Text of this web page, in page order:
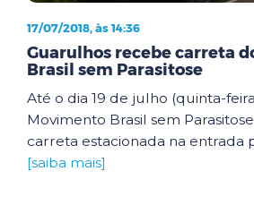
17/07/2018, às 14:36
Guarulhos recebe carreta
Brasil sem Parasitose
Até o dia 19 de julho (quinta-
Movimento Brasil sem
carreta estacionada na entrada
[saiba mais]